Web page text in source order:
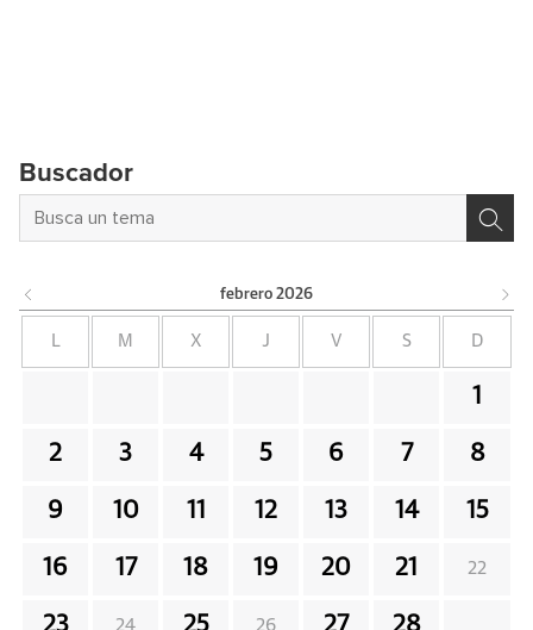
Buscador
febrero 2026
L M X J V S D
1
2 3 4 5 6 7 8
9 10 11 12 13 14 15
16 17 18 19 20 21 22
24 26